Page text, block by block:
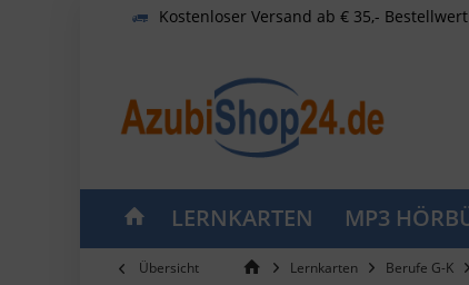
Kostenloser Versand ab € 35,- Bestellwert
LERNKARTEN MP3
Übersicht Lernkarten Berufe G-K